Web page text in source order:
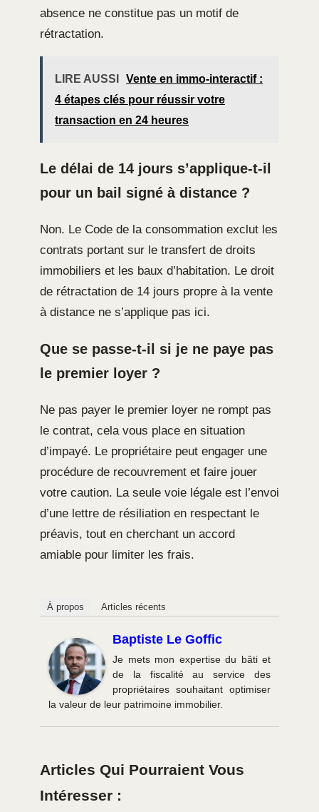
absence ne constitue pas un motif de
rétractation.
LIRE AUSSI
Vente en immo-interactif :
4 étapes clés pour réussir votre
transaction en 24 heures
Le délai de 14 jours s’applique-t-il
pour un bail signé à distance ?
Non. Le Code de la consommation exclut les
contrats portant sur le transfert de droits
immobiliers et les baux d’habitation. Le droit
de rétractation de 14 jours propre à la vente
à distance ne s’applique pas ici.
Que se passe-t-il si je ne paye pas
le premier loyer ?
Ne pas payer le premier loyer ne rompt pas
le contrat, cela vous place en situation
d’impayé. Le propriétaire peut engager une
procédure de recouvrement et faire jouer
votre caution. La seule voie légale est l’envoi
d’une lettre de résiliation en respectant le
préavis, tout en cherchant un accord
amiable pour limiter les frais.
À propos Articles récents
Baptiste Le Goffic
Je mets mon expertise du bâti et
de la fiscalité au service des
propriétaires souhaitant optimiser
la valeur de leur patrimoine immobilier.
Articles Qui Pourraient Vous
Intéresser :